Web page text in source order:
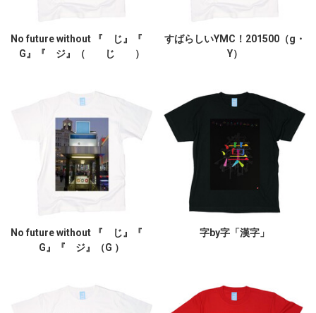
No future without 『 じ』『
G』『 ジ』（ じ ）
すばらしいYMC！201500（g・
Y）
No future without 『 じ』『
G』『 ジ』（G ）
字by字「漢字」